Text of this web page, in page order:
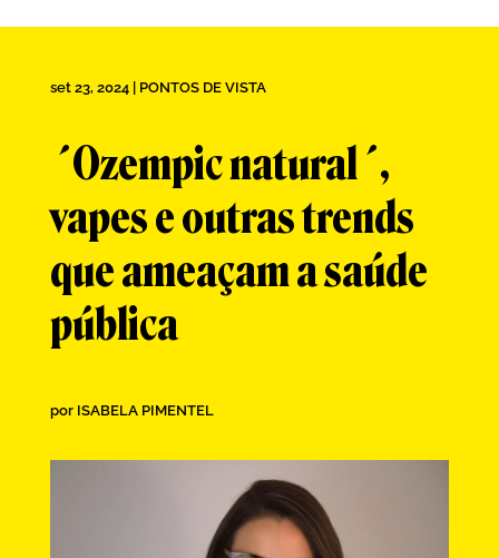
set 23, 2024| PONTOS DE VISTA
´Ozempic natural´,
vapes e outras trends
que ameaçam a saúde
pública
por ISABELA PIMENTEL